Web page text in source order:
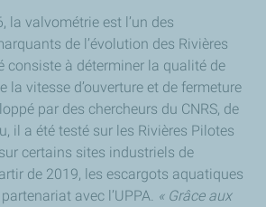
la valvométrie est l’un des
de l’évolution des Rivières
consiste à déterminer la qualité de
la vitesse d’ouverture et de fermeture
par des chercheurs du CNRS, de
il a été testé sur les Rivières Pilotes
certains sites industriels de
de 2019, les escargots aquatiques
avec l’UPPA. « Grâce aux